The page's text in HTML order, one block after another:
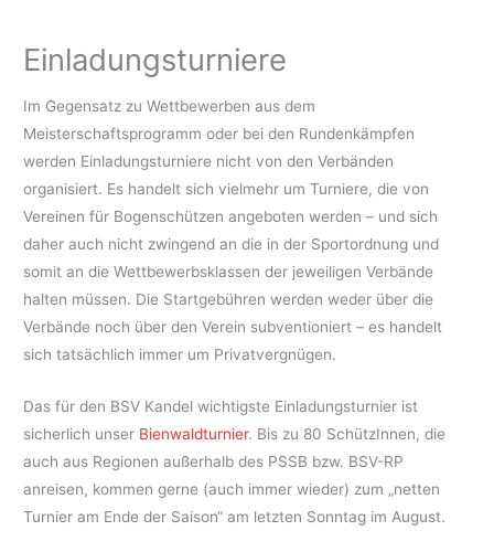
Einladungsturniere
Im Gegensatz zu Wettbewerben aus dem
Meisterschaftsprogramm oder bei den Rundenkämpfen
werden Einladungsturniere nicht von den Verbänden
organisiert. Es handelt sich vielmehr um Turniere, die von
Vereinen für Bogenschützen angeboten werden – und sich
daher auch nicht zwingend an die in der Sportordnung und
somit an die Wettbewerbsklassen der jeweiligen Verbände
halten müssen. Die Startgebühren werden weder über die
Verbände noch über den Verein subventioniert – es handelt
sich tatsächlich immer um Privatvergnügen.
Das für den BSV Kandel wichtigste Einladungsturnier ist
sicherlich unser Bienwaldturnier. Bis zu 80 SchützInnen, die
auch aus Regionen außerhalb des PSSB bzw. BSV-RP
anreisen, kommen gerne (auch immer wieder) zum „netten
Turnier am Ende der Saison“ am letzten Sonntag im August.